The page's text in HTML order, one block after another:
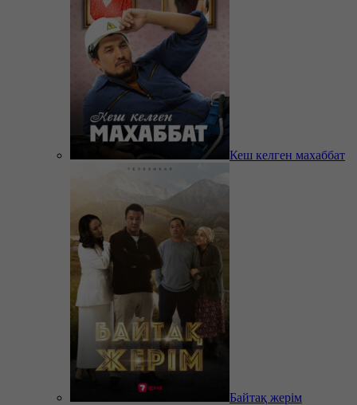
Кеш келген махаббат
Байтақ жерім